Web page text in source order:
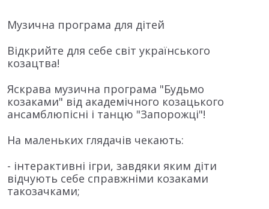
Музична програма для дітей
Відкрийте для себе світ українського
козацтва!
Яскрава музична програма "Будьмо
козаками" від академічного козацького
ансамблюпісні і танцю "Запорожці"!
На маленьких глядачів чекають:
- інтерактивні ігри, завдяки яким діти
відчують себе справжніми козаками
такозачками;